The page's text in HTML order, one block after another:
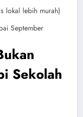
lokal lebih murah)
September
Sekolah